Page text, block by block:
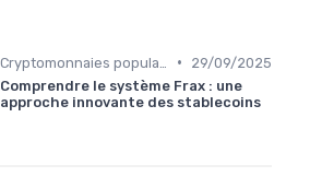
•
29/09/2025
Comprendre le système Frax : une
approche innovante des stablecoins